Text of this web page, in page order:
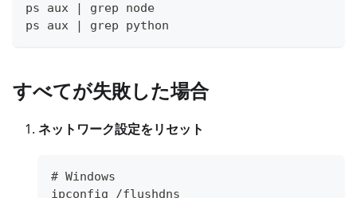
ps aux | grep node
ps aux | grep python
すべてが失敗した場合
ネットワーク設定をリセット
# Windows
ipconfig /flushdns